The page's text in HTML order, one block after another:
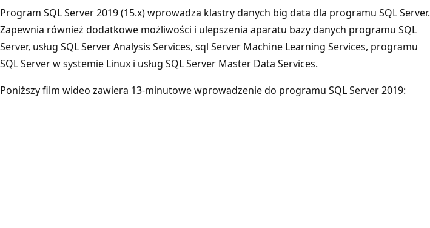
Program SQL Server 2019 (15.x) wprowadza klastry danych big data dla programu SQL Server.
Zapewnia również dodatkowe możliwości i ulepszenia aparatu bazy danych programu SQL
Server, usług SQL Server Analysis Services, sql Server Machine Learning Services, programu
SQL Server w systemie Linux i usług SQL Server Master Data Services.
Poniższy film wideo zawiera 13-minutowe wprowadzenie do programu SQL Server 2019: